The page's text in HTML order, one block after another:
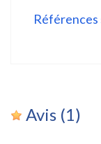
Avis (1)